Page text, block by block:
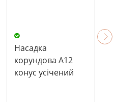
Насадка
корундова А12
конус усічений